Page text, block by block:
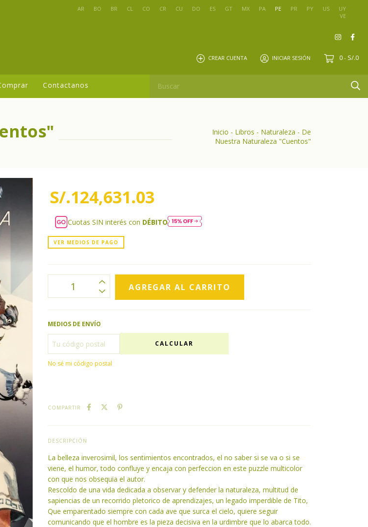
AR BO BR CL CO CR CU DO ES GT MX PA PE PR PY US
UY
VE
CREAR CUENTA INICIAR SESIÓN 0 - S/.0
Contactanos
Inicio - Libros - Naturaleza - De
Nuestra Naturaleza "Cuentos"
S/.124,631.03
Cuotas SIN interés con DÉBITO
VER MEDIOS DE PAGO
MEDIOS DE ENVÍO
CALCULAR
No sé mi código postal
COMPARTIR
DESCRIPCIÓN
La belleza inverosimil, los sentimientos encontrados, el no saber si se va o si se
viene, el humor, todo confluye y encaja con perfeccion en este puzzle multicolor
con que nos obsequia el autor.
Rescoldo de una vida dedicada a observar y defender la naturaleza, multitud de
sapiencias de un recorrido pletorico de aprendizajes, un legado imperdible de Tito,
Que emparentado siempre con cada ave que surca el cielo, quiere seguir
comunicando que el hombre es la pieza decisiva en la urdimbre que lo abarca todo.